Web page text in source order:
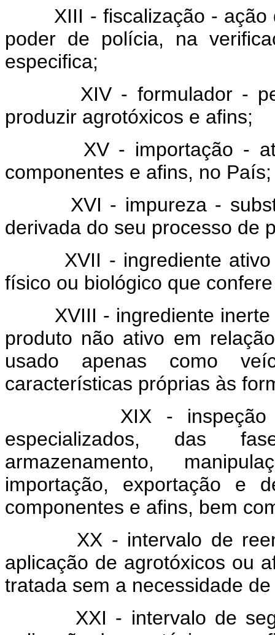
XIII - fiscalização -
poder de polícia, na
especifica;
XIV - formulador -
produzir agrotóxicos e afins;
XV - importação -
componentes e afins, no País;
XVI - impureza -
derivada do seu processo de
XVII - ingrediente
físico ou biológico que
XVIII - ingrediente
produto não ativo em
usado apenas como
características próprias às
XIX - inspeção
especializados, das
armazenamento,
importação, exportação e
componentes e afins, bem
XX - intervalo de
aplicação de agrotóxicos ou
tratada sem a necessidade
XXI - intervalo de